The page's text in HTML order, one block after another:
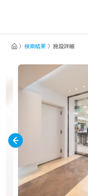
検索結果 施設詳細